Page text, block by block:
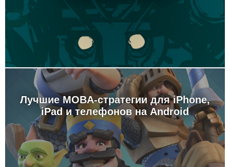
Лучшие MOBA-стратегии для iPhone,
iPad и телефонов на Android